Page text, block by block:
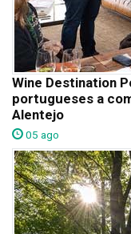
Wine Destination
portugueses a
Alentejo
05 ago